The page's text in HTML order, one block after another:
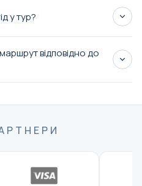
таких як Mercedes
у тур?
відповідно до